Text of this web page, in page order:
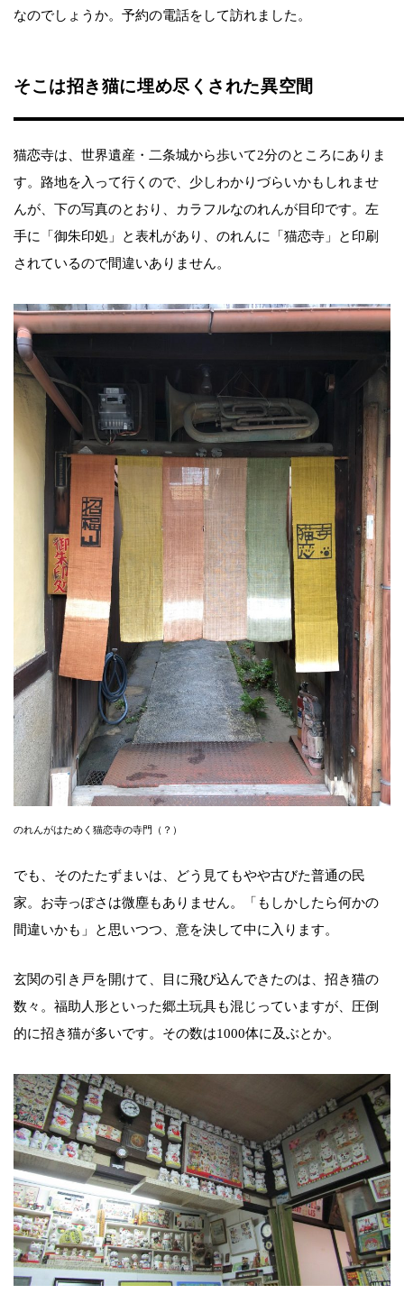
なのでしょうか。予約の電話をして訪れました。
そこは招き猫に埋め尽くされた異空間
猫恋寺は、世界遺産・二条城から歩いて2分のところにありま
す。路地を入って行くので、少しわかりづらいかもしれませ
んが、下の写真のとおり、カラフルなのれんが目印です。左
手に「御朱印処」と表札があり、のれんに「猫恋寺」と印刷
されているので間違いありません。
のれんがはためく猫恋寺の寺門（？）
でも、そのたたずまいは、どう見てもやや古びた普通の民
家。お寺っぽさは微塵もありません。「もしかしたら何かの
間違いかも」と思いつつ、意を決して中に入ります。
玄関の引き戸を開けて、目に飛び込んできたのは、招き猫の
数々。福助人形といった郷土玩具も混じっていますが、圧倒
的に招き猫が多いです。その数は1000体に及ぶとか。